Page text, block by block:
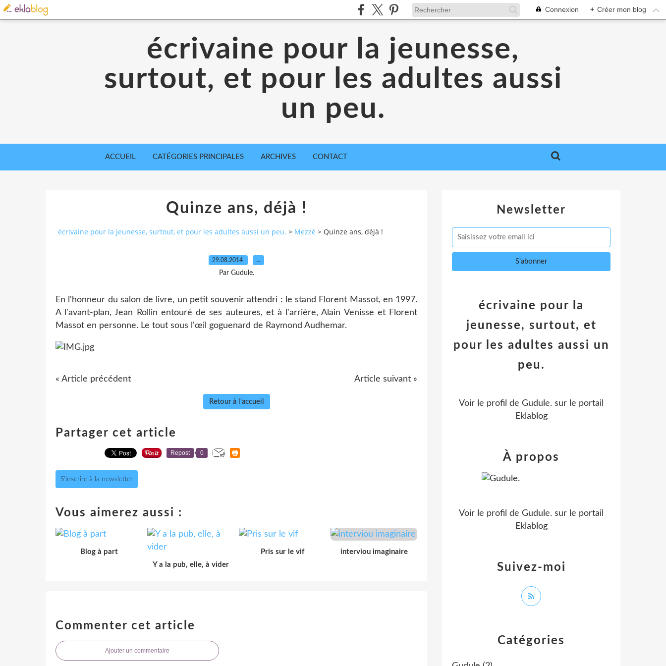
Connexion + Créer mon blog
écrivaine pour la jeunesse,
surtout, et pour les adultes aussi
un peu.
ACCUEIL CATÉGORIES PRINCIPALES ARCHIVES CONTACT
Quinze ans, déjà !
écrivaine pour la jeunesse, surtout, et pour les adultes aussi un peu. > Mezzé > Quinze ans, déjà !
29.08.2014 …
Par Gudule.
En l'honneur du salon de livre, un petit souvenir attendri : le stand Florent Massot, en 1997.
A l'avant-plan, Jean Rollin entouré de ses auteures, et à l'arrière, Alain Venisse et Florent
Massot en personne. Le tout sous l'œil goguenard de Raymond Audhemar.
« Article précédent Article suivant »
Retour à l'accueil
Partager cet article
Repost 0
S'inscrire à la newsletter
Vous aimerez aussi :
Blog à part
Y a la pub, elle, à vider
Pris sur le vif interviou imaginaire
Commenter cet article
Ajouter un commentaire
Newsletter
Catégories
écrivaine pour la
jeunesse, surtout, et
pour les adultes aussi un
peu.
Voir le profil de Gudule. sur le portail
Eklablog
Suivez-moi
À propos
Voir le profil de Gudule. sur le portail
Eklablog